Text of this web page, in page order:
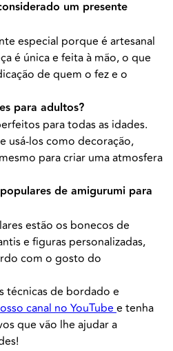
um presente
especial porque é artesanal
é única e feita à mão, o que
de quem o fez e o
para adultos?
para todas as idades.
usá-los como decoração,
para criar uma atmosfera
de amigurumi para
estão os bonecos de
e figuras personalizadas,
com o gosto do
técnicas de bordado e
canal no YouTubee tenha
que vão lhe ajudar a